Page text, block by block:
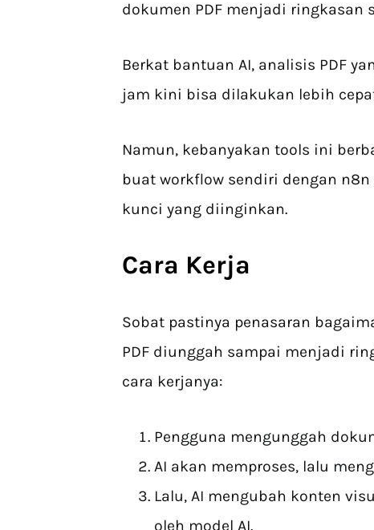
dokumen PDF menjadi
Berkat bantuan AI, analisis PDF
jam kini bisa dilakukan lebih
Namun, kebanyakan tools ini
buat workflow sendiri dengan
kunci yang diinginkan.
Cara Kerja
Sobat pastinya penasaran
PDF diunggah sampai menjadi
cara kerjanya:
Pengguna mengunggah
AI akan memproses, lalu
Lalu, AI mengubah konten
oleh model AI.